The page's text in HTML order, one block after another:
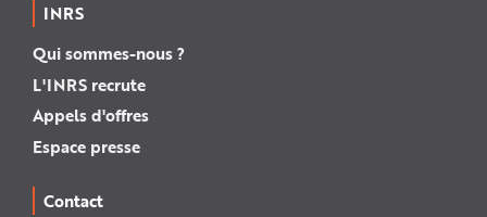
INRS
Qui sommes-nous ?
L'INRS recrute
Appels d'offres
Espace presse
Contact